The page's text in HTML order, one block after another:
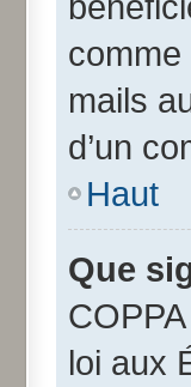
comme
mails
d’un
Haut
Que
loi aux